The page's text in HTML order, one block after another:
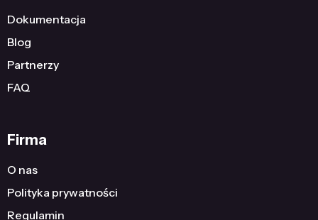
Dokumentacja
Blog
Partnerzy
FAQ
Firma
O nas
Polityka prywatności
Regulamin